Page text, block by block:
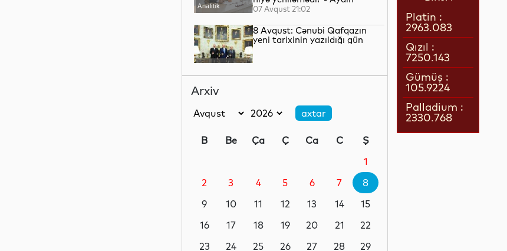
Analitik
QULİYEV yazır...
07 Avqust 21:02
Siyasət
8 Avqust: Cənubi Qafqazın
yeni tarixinin yazıldığı gün
konturları
Siyasət
Paşinyan niyə üzr istəmişdi?
07 Avqust 20:41
Dünya
ÜST legioner xəstəliyinin
07 Avqust 20:17
Arxiv
B Be Ça Ç Ca C
Ş
1
2
3 4 5 6 7
8
9
10 11 12 13 14
15
16
17 18 19 20 21
22
23
24 25 26 27 28
29
Platin :
2963.083
Qızıl :
7250.143
Gümüş :
105.9224
Palladium :
2330.768